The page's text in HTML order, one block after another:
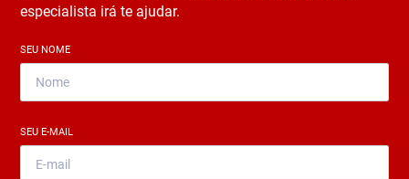
especialista irá te ajudar.
SEU NOME
SEU E-MAIL